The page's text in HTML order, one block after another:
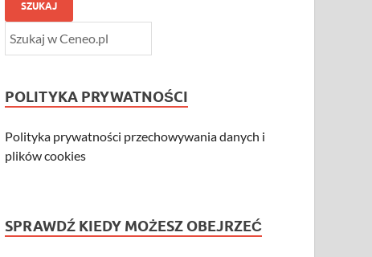
SZUKAJ
POLITYKA PRYWATNOŚCI
Polityka prywatności przechowywania danych i
plików cookies
SPRAWDŹ KIEDY MOŻESZ OBEJRZEĆ